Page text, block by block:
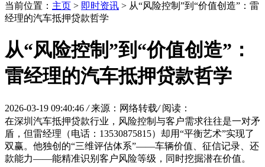
当前位置： 主页 > 即时资讯 > 从“风险控制”到“价值创造”：雷
经理的汽车抵押贷款哲学
从“风险控制”到“价值创造”：
雷经理的汽车抵押贷款哲学
2026-03-19 09:40:46 / 来源：网络转载/ 阅读：
在深圳汽车抵押贷款行业，风险控制与客户需求往往是一对矛
盾，但雷经理（电话：13530875815）却用“平衡艺术”实现了
双赢。他独创的“三维评估体系”——车辆价值、征信记录、还
款能力——能精准识别客户风险等级，同时挖掘潜在价值。